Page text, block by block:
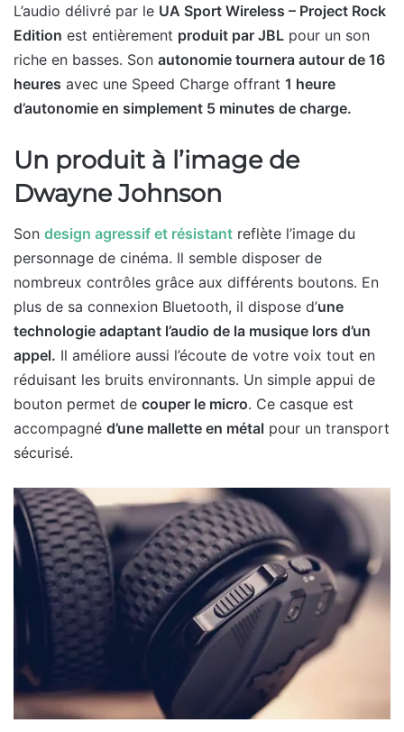
L’audio délivré par le UA Sport Wireless – Project Rock
Edition est entièrement produit par JBL pour un son
riche en basses. Son autonomie tournera autour de 16
heures avec une Speed Charge offrant 1 heure
d’autonomie en simplement 5 minutes de charge.
Un produit à l’image de
Dwayne Johnson
Son design agressif et résistant reflète l’image du
personnage de cinéma. Il semble disposer de
nombreux contrôles grâce aux différents boutons. En
plus de sa connexion Bluetooth, il dispose d’une
technologie adaptant l’audio de la musique lors d’un
appel. Il améliore aussi l’écoute de votre voix tout en
réduisant les bruits environnants. Un simple appui de
bouton permet de couper le micro. Ce casque est
accompagné d’une mallette en métal pour un transport
sécurisé.